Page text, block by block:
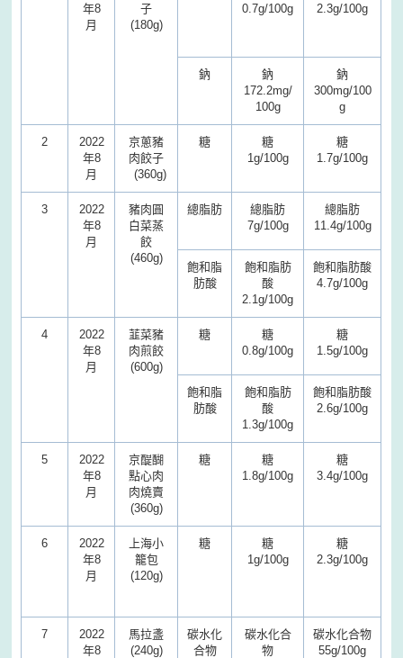
年8
月
子
(180g)
0.7g/100g
2.3g/100g
鈉
鈉
172.2mg/
100g
鈉
300mg/100
g
2
2022
年8
月
京蔥豬
肉餃子
(360g)
糖
糖
1g/100g
糖
1.7g/100g
3
2022
年8
月
豬肉圓
白菜蒸
餃
(460g)
總脂肪
總脂肪
7g/100g
總脂肪
11.4g/100g
飽和脂
肪酸
飽和脂肪
酸
2.1g/100g
飽和脂肪酸
4.7g/100g
4
2022
年8
月
韮菜豬
肉煎餃
(600g)
糖
糖
0.8g/100g
糖
1.5g/100g
飽和脂
肪酸
飽和脂肪
酸
1.3g/100g
飽和脂肪酸
2.6g/100g
5
2022
年8
月
京醍醐
點心肉
肉燒賣
(360g)
糖
糖
1.8g/100g
糖
3.4g/100g
6
2022
年8
月
上海小
籠包
(120g)
糖
糖
1g/100g
糖
2.3g/100g
7
2022
年8
馬拉盞
(240g)
碳水化
合物
碳水化合
物
碳水化合物
55g/100g